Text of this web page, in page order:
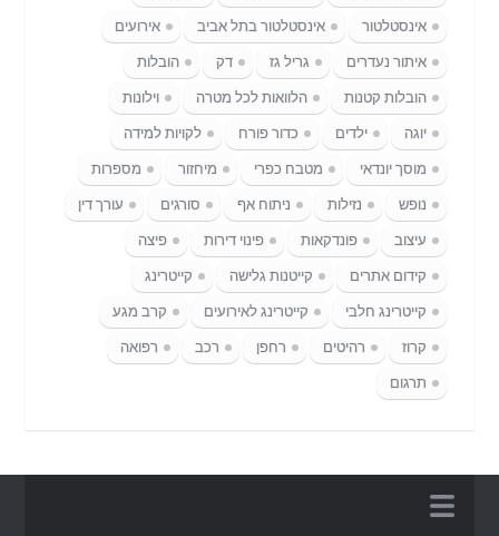
אינסטלטור
אינסטלטור בתל אביב
אירועים
איתור נעדרים
גריל גז דק
הובלות
הובלות קטנות
הלוואות לכל מטרה
וילונות
יוגה
ילדים כדור פורח
לקויות למידה
מוסך יונדאי
מטבח כפרי מיחזור
מספרות
נופש
נזילות ניתוח אף סורגים
עורך דין
עיצוב
פונדקאות פינוי דירות
פיצה
קידום אתרים
קייטנות גלישה
קייטרינג
קייטרינג חלבי
קייטרינג לאירועים
קרב מגע
קרוז
רהיטים רחפן רכב
רפואה
תרגום